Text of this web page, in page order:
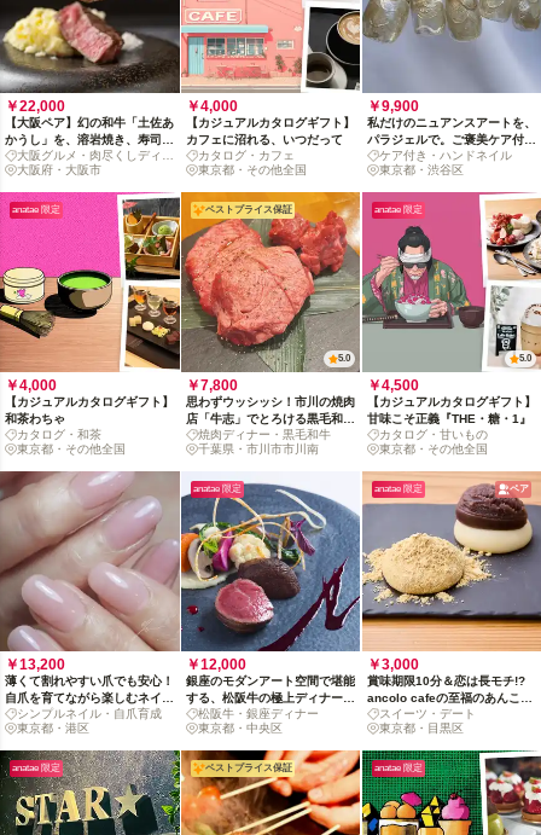
￥22,000
【大阪ペア】幻の和牛「土佐あ
かうし」を、溶岩焼き、寿司、
パスタで味わう上等ディナー
*1名様/3名様以上は別ページあ
り
大阪グルメ・肉尽くしディナ
ー
大阪府・大阪市
￥4,000
【カジュアルカタログギフト】
カフェに沼れる、いつだって
カタログ・カフェ
東京都・その他全国
￥9,900
私だけのニュアンスアートを、
パラジェルで。ご褒美ケア付ネ
イル体験
ケア付き・ハンドネイル
東京都・渋谷区
anatae 限定
￥4,000
【カジュアルカタログギフト】
和茶わちゃ
カタログ・和茶
東京都・その他全国
ベストプライス保証
5.0
￥7,800
思わずウッシッシ！市川の焼肉
店「牛志」でとろける黒毛和牛
に浸る夜
焼肉ディナー・黒毛和牛
千葉県・市川市市川南
anatae 限定
5.0
￥4,500
【カジュアルカタログギフト】
甘味こそ正義『THE・糖・1』
カタログ・甘いもの
東京都・その他全国
￥13,200
薄くて割れやすい爪でも安心！
自爪を育てながら楽しむネイル
コース
シンプルネイル・自爪育成
東京都・港区
anatae 限定
￥12,000
銀座のモダンアート空間で堪能
する、松阪牛の極上ディナーコ
ース松阪牛・銀座ディナー
東京都・中央区
anatae 限定 ペア
￥3,000
賞味期限10分＆恋は長モチ!?
ancolo cafeの至福のあんころ
もちデート
スイーツ・デート
東京都・目黒区
anatae 限定 ベストプライス保証 anatae 限定